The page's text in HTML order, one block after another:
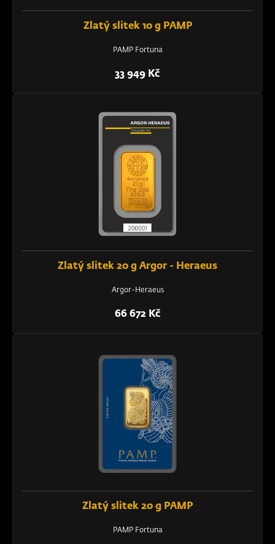
Zlatý slitek 10 g PAMP
PAMP Fortuna
33 949 Kč
Zlatý slitek 20 g Argor - Heraeus
Argor-Heraeus
66 672 Kč
Zlatý slitek 20 g PAMP
PAMP Fortuna